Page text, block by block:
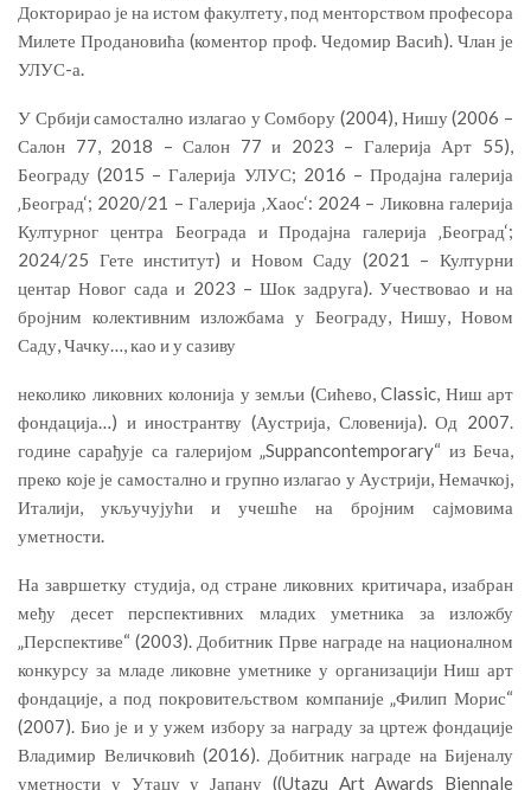
Докторирао је на истом факултету, под менторством професора
Милете Продановића (коментор проф. Чедомир Васић). Члан је
УЛУС-а.
У Србији самостално излагао у Сомбору (2004), Нишу (2006 –
Салон 77, 2018 – Салон 77 и 2023 – Галерија Арт 55),
Београду (2015 – Галерија УЛУС; 2016 – Продајна галерија
‚Београд‘; 2020/21 – Галерија ‚Хаос‘: 2024 – Ликовна галерија
Културног центра Београда и Продајна галерија ‚Београд‘;
2024/25 Гете институт) и Новом Саду (2021 – Културни
центар Новог сада и 2023 – Шок задруга). Учествовао и на
бројним колективним изложбама у Београду, Нишу, Новом
Саду, Чачку…, као и у сазиву
неколико ликовних колонија у земљи (Сићево, Classic, Ниш арт
фондација…) и инострантву (Аустрија, Словенија). Од 2007.
године сарађује са галеријом „Suppancontemporary“ из Беча,
преко које је самостално и групно излагао у Аустрији, Немачкој,
Италији, укључујући и учешће на бројним сајмовима
уметности.
На завршетку студија, од стране ликовних критичара, изабран
међу десет перспективних младих уметника за изложбу
„Перспективе“ (2003). Добитник Прве награде на националном
конкурсу за младе ликовне уметнике у организацији Ниш арт
фондације, а под покровитељством компаније „Филип Морис“
(2007). Био је и у ужем избору за награду за цртеж фондације
Владимир Величковић (2016). Добитник награде на Бијеналу
уметности у Утацу у Јапану ((Utazu Art Awards Biennale